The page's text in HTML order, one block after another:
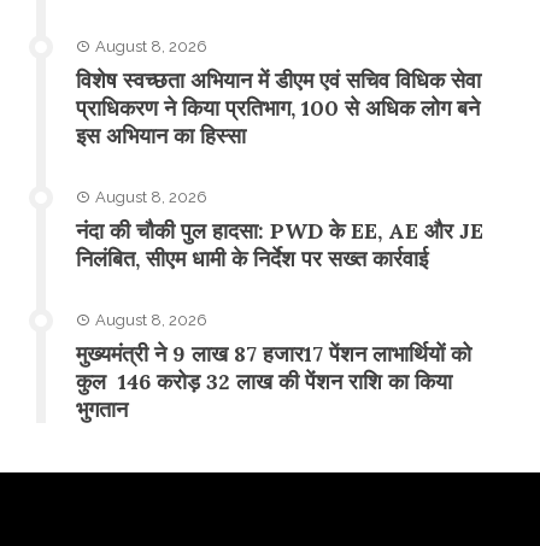
August 8, 2026
विशेष स्वच्छता अभियान में डीएम एवं सचिव विधिक सेवा
प्राधिकरण ने किया प्रतिभाग, 100 से अधिक लोग बने
इस अभियान का हिस्सा
August 8, 2026
नंदा की चौकी पुल हादसा: PWD के EE, AE और JE
निलंबित, सीएम धामी के निर्देश पर सख्त कार्रवाई
August 8, 2026
मुख्यमंत्री ने 9 लाख 87 हजार17 पेंशन लाभार्थियों को
कुल 146 करोड़ 32 लाख की पेंशन राशि का किया
भुगतान